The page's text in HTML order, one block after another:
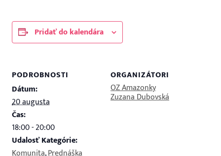
Pridať do kalendára
PODROBNOSTI
Dátum:
20 augusta
Čas:
18:00 - 20:00
Udalosť Kategórie:
ORGANIZÁTORI
OZ Amazonky
Zuzana Dubovská